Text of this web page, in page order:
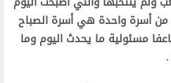
من أسرة واحدة هي أسرة الصباح
مسئولية ما يحدث اليوم وما
.